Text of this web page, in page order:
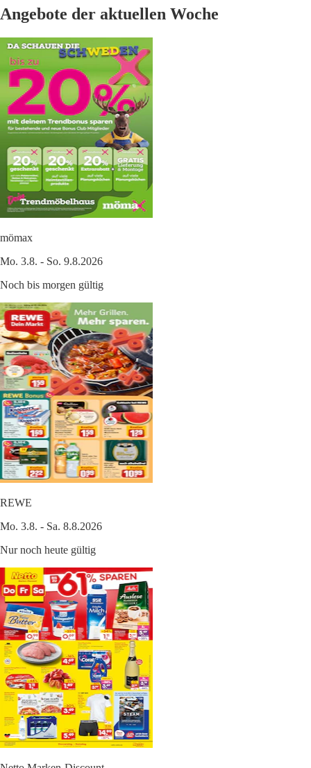
Angebote der aktuellen Woche
mömax
Mo. 3.8. - So. 9.8.2026
Noch bis morgen gültig
REWE
Mo. 3.8. - Sa. 8.8.2026
Nur noch heute gültig